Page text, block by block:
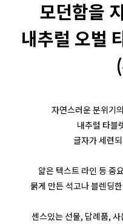
모던함을
내추럴 오벌
자연스러운 분위기
내추럴 타블
글자가 세련
얇은 텍스트 라인 등 중
묽게 만든 석고나 블렌딩
센스있는 선물, 답례품,